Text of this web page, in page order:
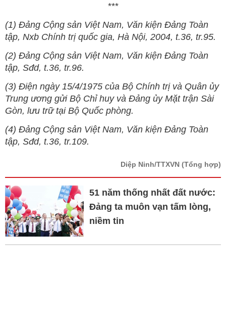
***
(1) Đảng Cộng sản Việt Nam, Văn kiện Đảng Toàn
tập, Nxb Chính trị quốc gia, Hà Nội, 2004, t.36, tr.95.
(2) Đảng Cộng sản Việt Nam, Văn kiện Đảng Toàn
tập, Sđd, t.36, tr.96.
(3) Điện ngày 15/4/1975 của Bộ Chính trị và Quân ủy
Trung ương gửi Bộ Chỉ huy và Đảng ủy Mặt trận Sài
Gòn, lưu trữ tại Bộ Quốc phòng.
(4) Đảng Cộng sản Việt Nam, Văn kiện Đảng Toàn
tập, Sđd, t.36, tr.109.
Diệp Ninh/TTXVN (Tổng hợp)
51 năm thống nhất đất nước:
Đảng ta muôn vạn tấm lòng,
niềm tin